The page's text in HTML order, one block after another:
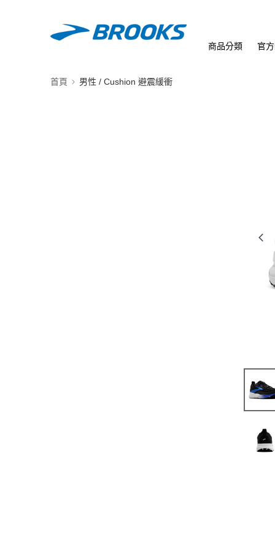
商品分類 官
首頁 男性 / Cushion 避震緩衝